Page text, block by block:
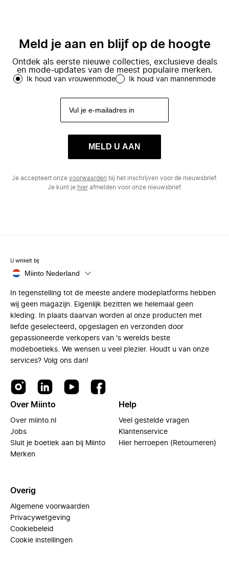
Meld je aan en blijf op de hoogte
Ontdek als eerste nieuwe collecties, exclusieve deals
en mode-updates van de meest populaire merken.
Ik houd van vrouwenmode Ik houd van mannenmode
MELD U AAN
Je accepteert onze voorwaarden bij het inschrijven voor de nieuwsbrief.
Je kunt je hierafmelden voor onze nieuwsbrief.
U winkelt bij
Miinto Nederland
In tegenstelling tot de meeste andere modeplatforms hebben
wij geen magazijn. Eigenlijk bezitten we helemaal geen
kleding. In plaats daarvan worden al onze producten met
liefde geselecteerd, opgeslagen en verzonden door
gepassioneerde verkopers van 's werelds beste
modeboetieks. We wensen u veel plezier. Houdt u van onze
services? Volg ons dan!
Over Miinto
Over miinto.nl
Jobs
Sluit je boetiek aan bij Miinto
Merken
Help
Veel gestelde vragen
Klantenservice
Hier herroepen (Retourneren)
Overig
Algemene voorwaarden
Privacywetgeving
Cookiebeleid
Cookie instellingen